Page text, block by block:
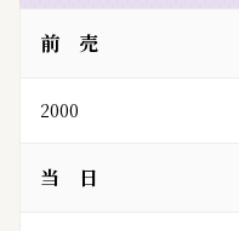
前 売
2000
当 日